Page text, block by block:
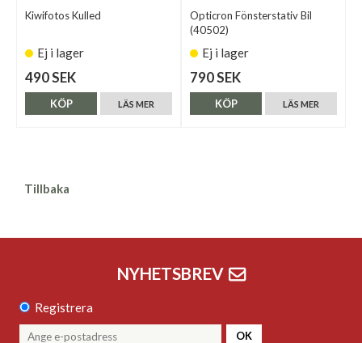
Kiwifotos Kulled
Ej i lager
490 SEK
LÄS MER
KÖP
Opticron Fönsterstativ Bil
(40502)
Ej i lager
790 SEK
LÄS MER
KÖP
Tillbaka
NYHETSBREV
Registrera
OK